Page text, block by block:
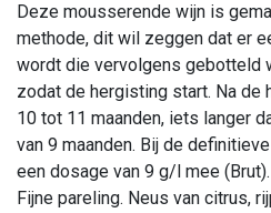
Deze mousserende wijn is
methode, dit wil zeggen dat er
wordt die vervolgens gebotteld
zodat de hergisting start. Na de
10 tot 11 maanden, iets langer
van 9 maanden. Bij de
een dosage van 9 g/l mee (Brut).
Fijne pareling. Neus van citrus,